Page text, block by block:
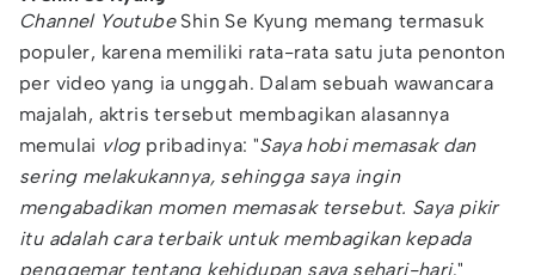
Channel YoutubeShin Se Kyung memang termasuk
populer, karena memiliki rata-rata satu juta penonton
per video yang ia unggah. Dalam sebuah wawancara
majalah, aktris tersebut membagikan alasannya
memulai vlogpribadinya: "Saya hobi memasak dan
sering melakukannya, sehingga saya ingin
mengabadikan momen memasak tersebut. Saya pikir
itu adalah cara terbaik untuk membagikan kepada
penggemar tentang kehidupan saya sehari-hari."